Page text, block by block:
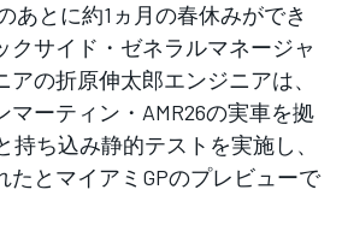
あとに約1ヵ月の春休みができ
クサイド・ゼネラルマネージャ
の折原伸太郎エンジニアは、
マーティン・AMR26の実車を拠
持ち込み静的テストを実施し、
たとマイアミGPのプレビューで